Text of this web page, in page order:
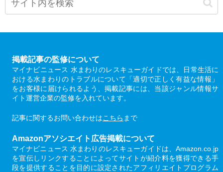
掲載記事の監修について
マイナビニュース 水まわりのレスキューガイドでは、日常生活に
おける水まわりのトラブルについて「適切で正しく有益な情報」
をお客様に届けられるよう、掲載記事には、当該ジャンル情報サ
イト運営企業の監修を入れています。
記事に関するお問い合わせはこちら まで
Amazonアソシエイト広告掲載について
マイナビニュース 水まわりのレスキューガイドは、Amazon.co.jp
を宣伝しリンクすることによってサイトが紹介料を獲得できる手
段を提供することを目的に設定されたアフィリエイトプログラム